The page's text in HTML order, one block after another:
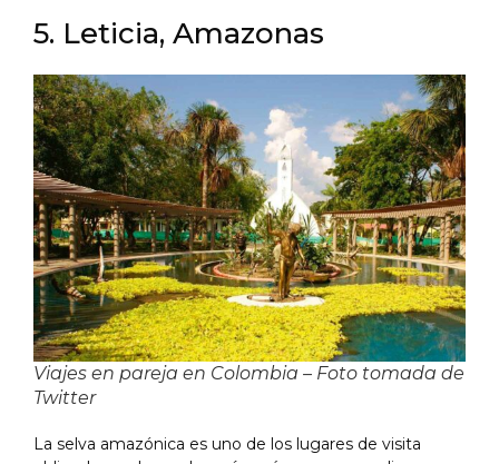
5. Leticia, Amazonas
Viajes en pareja en Colombia – Foto tomada de
Twitter
La selva amazónica es uno de los lugares de visita